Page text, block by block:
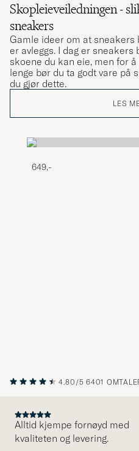
Skopleieveiledningen -
sneakers
Gamle ideer om at
er avleggs. I dag er
skoene du kan eie, men for
lenge bør du ta godt vare på
du gjør dette.
LES
649,-
4.80/5 6401
Alltid kjempe fornøyd med
kvaliteten og levering.